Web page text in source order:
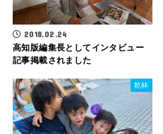
2018.02.24
高知版編集長としてインタビュー
記事掲載されました
乾杯